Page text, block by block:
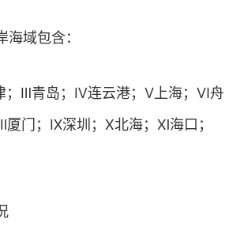
海域包含：
；Ⅲ青岛；Ⅳ连云港；Ⅴ上海；Ⅵ舟
门；Ⅸ深圳；Ⅹ北海；Ⅺ海口；